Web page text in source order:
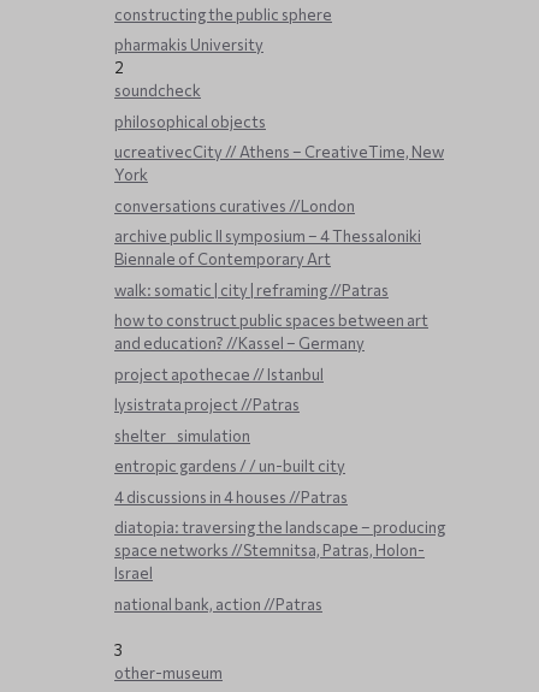
constructing the public sphere
pharmakis University
2
soundcheck
philosophical objects
ucreativecCity // Athens – CreativeTime, New
York
conversations curatives //London
archive public ΙΙ symposium – 4 Thessaloniki
Biennale of Contemporary Art
walk: somatic | city | reframing //Patras
how to construct public spaces between art
and education? //Kassel – Germany
project apothecae // Istanbul
lysistrata project //Patras
shelter _ simulation
entropic gardens / / un-built city
4 discussions in 4 houses //Patras
diatopia: traversing the landscape – producing
space networks //Stemnitsa, Patras, Holon-
Israel
national bank, action //Patras
3
other-museum